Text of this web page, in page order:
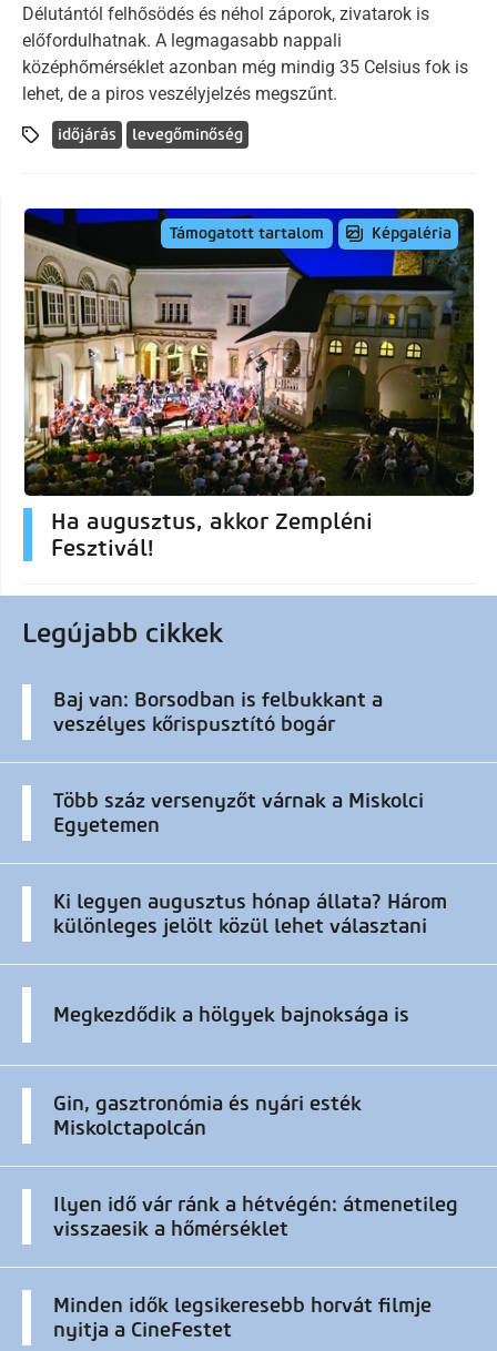
Délutántól felhősödés és néhol záporok, zivatarok is
előfordulhatnak. A legmagasabb nappali
középhőmérséklet azonban még mindig 35 Celsius fok is
lehet, de a piros veszélyjelzés megszűnt.
időjárás levegőminőség
Támogatott tartalom Képgaléria
Ha augusztus, akkor Zempléni
Fesztivál!
Legújabb cikkek
Baj van: Borsodban is felbukkant a
veszélyes kőrispusztító bogár
Több száz versenyzőt várnak a Miskolci
Egyetemen
Ki legyen augusztus hónap állata? Három
különleges jelölt közül lehet választani
Megkezdődik a hölgyek bajnoksága is
Gin, gasztronómia és nyári esték
Miskolctapolcán
Ilyen idő vár ránk a hétvégén: átmenetileg
visszaesik a hőmérséklet
Minden idők legsikeresebb horvát filmje
nyitja a CineFestet